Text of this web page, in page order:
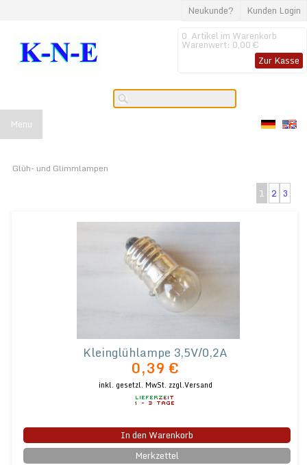
Kunden Login
Neukunde?
0 Artikel im Warenkorb
Warenwert: 0,00 €
Zur Kasse
Menu
Glüh- und Glimmlampen
1 2 3
Kleinglühlampe 3,5V/0,2A
0,39 €
inkl. gesetzl. MwSt. zzgl.Versand
In den Warenkorb
Merkzettel